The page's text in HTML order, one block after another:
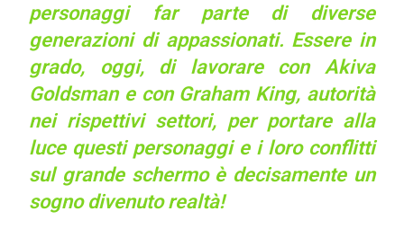
personaggi far parte di diverse
generazioni di appassionati. Essere in
grado, oggi, di lavorare con Akiva
Goldsman e con Graham King, autorità
nei rispettivi settori, per portare alla
luce questi personaggi e i loro conflitti
sul grande schermo è decisamente un
sogno divenuto realtà!